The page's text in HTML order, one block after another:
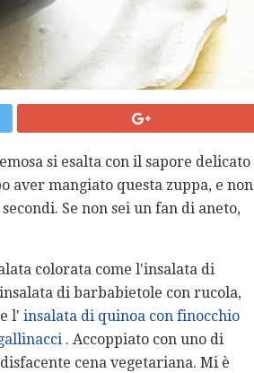
si esalta con il sapore delicato
aver mangiato questa zuppa, e non
Se non sei un fan di aneto,
colorata come l'insalata di
di barbabietole con rucola,
l' insalata di quinoa con finocchio
. Accoppiato con uno di
cena vegetariana. Mi è